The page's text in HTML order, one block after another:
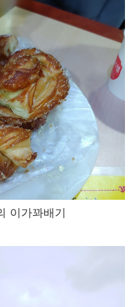
이가꽈배기